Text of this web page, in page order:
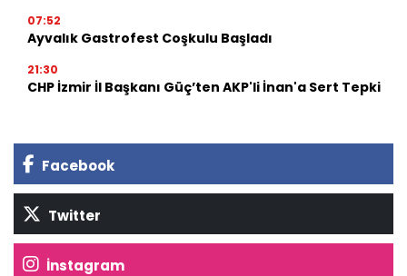
07:52
Ayvalık Gastrofest Coşkulu Başladı
21:30
CHP İzmir İl Başkanı Güç’ten AKP'li İnan'a Sert Tepki
Facebook
Twitter
İnstagram